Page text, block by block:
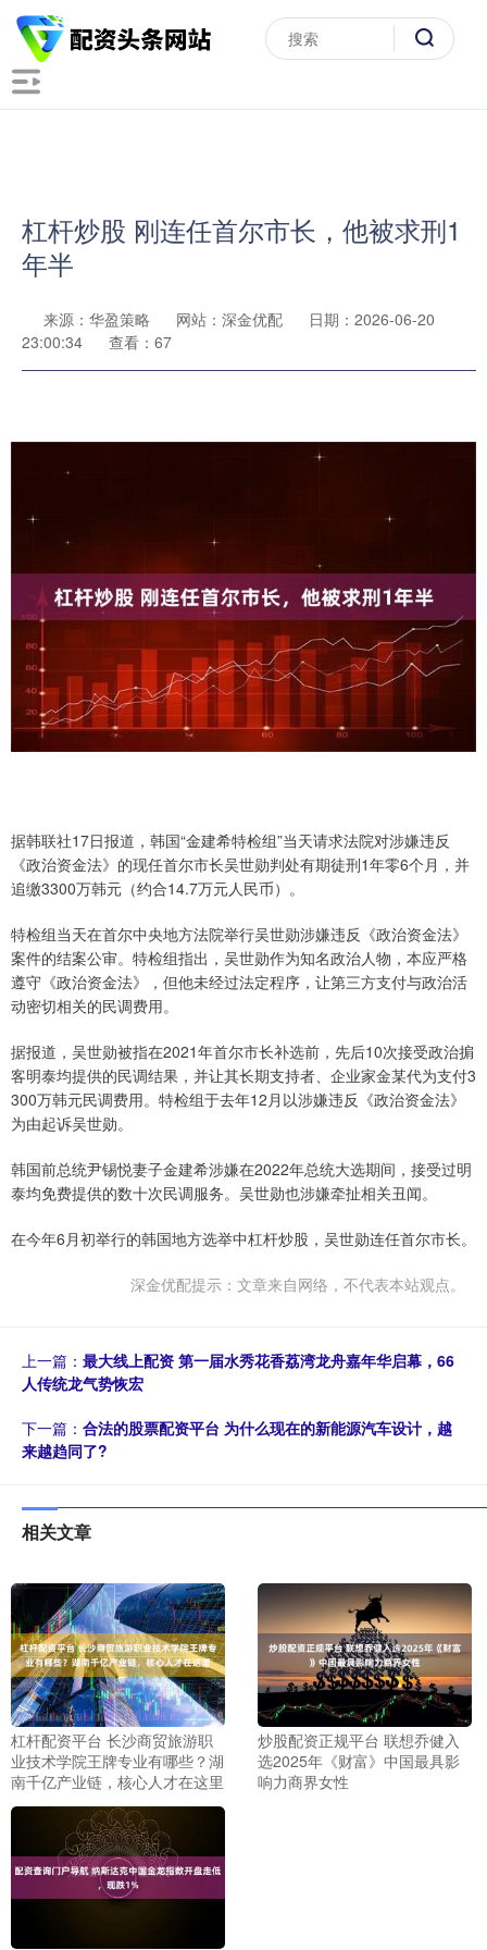
杠杆炒股 刚连任首尔市长，他被求刑1
年半
来源：华盈策略 网站：深金优配
日期：2026-06-20
23:00:34
查看：67
据韩联社17日报道，韩国“金建希特检组”当天请求法院对涉嫌违反
《政治资金法》的现任首尔市长吴世勋判处有期徒刑1年零6个月，并
追缴3300万韩元（约合14.7万元人民币）。
特检组当天在首尔中央地方法院举行吴世勋涉嫌违反《政治资金法》
案件的结案公审。特检组指出，吴世勋作为知名政治人物，本应严格
遵守《政治资金法》，但他未经过法定程序，让第三方支付与政治活
动密切相关的民调费用。
据报道，吴世勋被指在2021年首尔市长补选前，先后10次接受政治掮
客明泰均提供的民调结果，并让其长期支持者、企业家金某代为支付3
300万韩元民调费用。特检组于去年12月以涉嫌违反《政治资金法》
为由起诉吴世勋。
韩国前总统尹锡悦妻子金建希涉嫌在2022年总统大选期间，接受过明
泰均免费提供的数十次民调服务。吴世勋也涉嫌牵扯相关丑闻。
在今年6月初举行的韩国地方选举中杠杆炒股，吴世勋连任首尔市长。
深金优配提示：文章来自网络，不代表本站观点。
上一篇： 最大线上配资 第一届水秀花香荔湾龙舟嘉年华启幕，66
人传统龙气势恢宏
下一篇： 合法的股票配资平台 为什么现在的新能源汽车设计，越
来越趋同了?
相关文章
杠杆配资平台 长沙商贸旅游职
业技术学院王牌专业有哪些？湖
南千亿产业链，核心人才在这里
炒股配资正规平台 联想乔健入
选2025年《财富》中国最具影
响力商界女性